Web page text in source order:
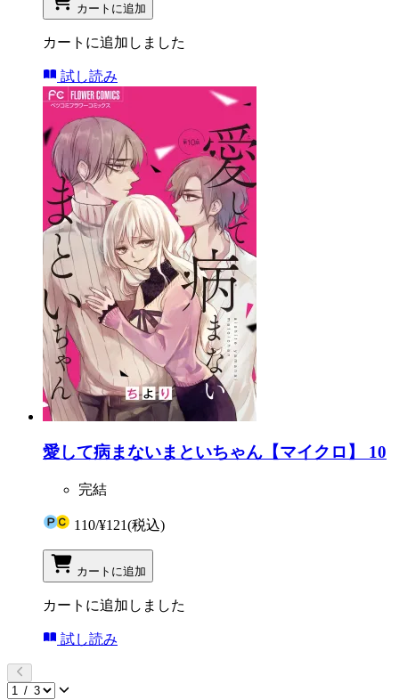
カートに追加
カートに追加しました
試し読み
愛して病まないまといちゃん【マイクロ】 10
完結
110/¥121(税込)
カートに追加
カートに追加しました
試し読み